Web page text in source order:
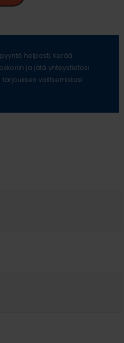
helposti. Kerää
ja jätä yhteystietosi
valitsemistasi